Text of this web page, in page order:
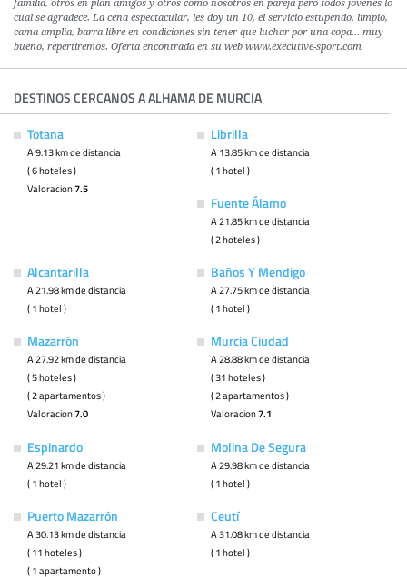
familia, otros en plan amigos y otros como nosotros en pareja pero todos jovenes lo
cual se agradece. La cena espectacular, les doy un 10, el servicio estupendo, limpio,
cama amplia, barra libre en condiciones sin tener que luchar por una copa... muy
bueno, repertiremos. Oferta encontrada en su web www.executive-sport.com
DESTINOS CERCANOS A ALHAMA DE MURCIA
Totana
A 9.13 km de distancia
( 6 hoteles )
Valoracion7.5
Librilla
A 13.85 km de distancia
( 1 hotel )
Fuente Álamo
A 21.85 km de distancia
( 2 hoteles )
Alcantarilla
A 21.98 km de distancia
( 1 hotel )
Baños Y Mendigo
A 27.75 km de distancia
( 1 hotel )
Mazarrón
A 27.92 km de distancia
( 5 hoteles )
( 2 apartamentos )
Valoracion7.0
Murcia Ciudad
A 28.88 km de distancia
( 31 hoteles )
( 2 apartamentos )
Valoracion7.1
Espinardo
A 29.21 km de distancia
( 1 hotel )
Molina De Segura
A 29.98 km de distancia
( 1 hotel )
Puerto Mazarrón
A 30.13 km de distancia
( 11 hoteles )
( 1 apartamento )
Ceutí
A 31.08 km de distancia
( 1 hotel )